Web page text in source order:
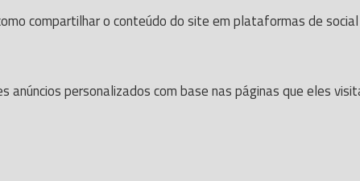
compartilhar o conteúdo do site em plataformas de
personalizados com base nas páginas que eles